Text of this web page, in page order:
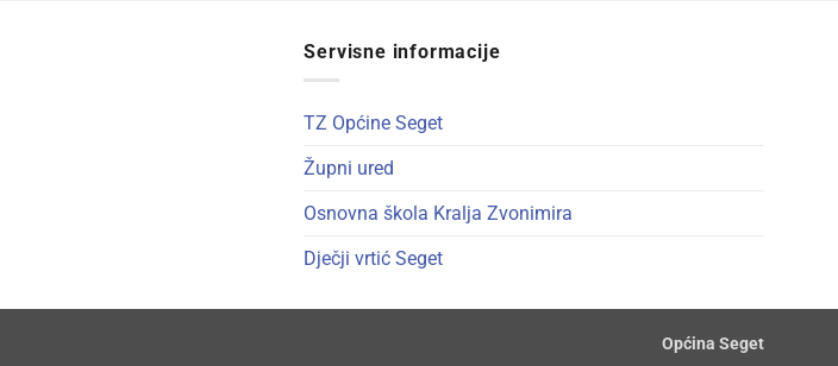
Servisne informacije
TZ Općine Seget
Župni ured
Osnovna škola Kralja Zvonimira
Dječji vrtić Seget
Općina Seget